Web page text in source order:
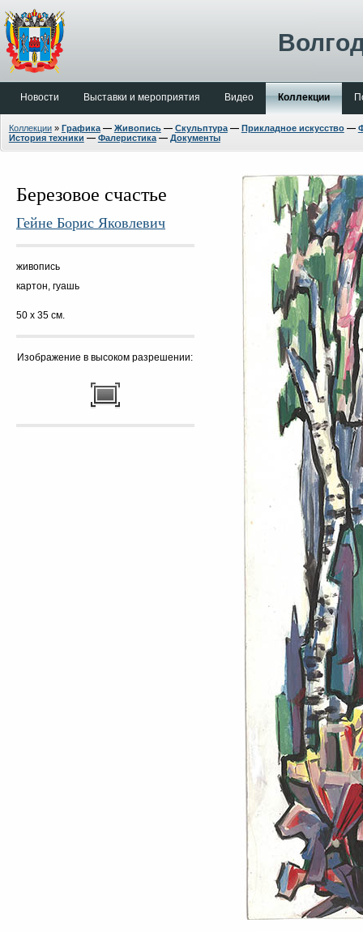
Новости Выставки и мероприятия Видео Коллекции
Коллекции» Графика— Живопись— Скульптура— Прикладное искусство—
История техники — Фалеристика— Документы
Березовое счастье
Гейне Борис Яковлевич
живопись
картон, гуашь
50 х 35 см.
Изображение в высоком разрешении: